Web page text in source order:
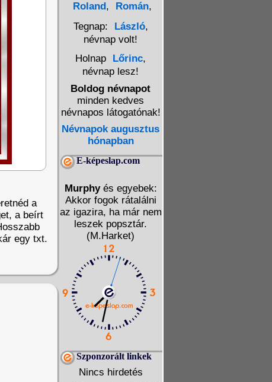
a
a beírt
egy txt.
Roland, Román,
Tegnap:
László,
névnap volt!
Holnap
Lőrinc,
névnap lesz!
Boldog névnapot
minden kedves
névnapos látogatónak!
Névnapok augusztus
hónapban
E-képeslap.com
Murphyés egyebek:
Akkor fogok rátalálni
az igazira, ha már nem
leszek popsztár.
(M.Harket)
Szponzorált linkek
Nincs hirdetés